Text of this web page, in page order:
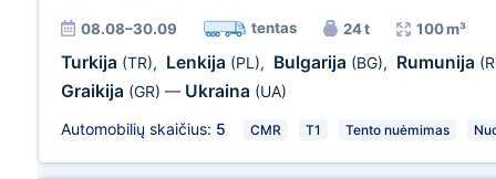
08.08–30.09 tentas 24 t 100 m³
Turkija (TR), Lenkija (PL), Bulgarija (BG), Rumunija
Graikija (GR) — Ukraina (UA)
Automobilių skaičius: 5 CMR T1 Tento nuėmimas